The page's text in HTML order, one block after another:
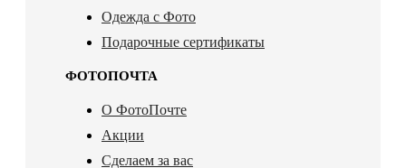
Одежда с Фото
Подарочные сертификаты
ФОТОПОЧТА
О ФотоПочте
Акции
Сделаем за вас